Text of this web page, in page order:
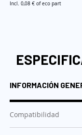
Incl. 0,08 € of eco part
INFORMACIÓN
Compatibilidad